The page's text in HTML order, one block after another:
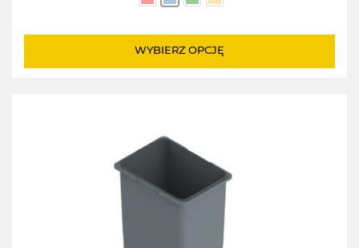
WYBIERZ OPCJĘ